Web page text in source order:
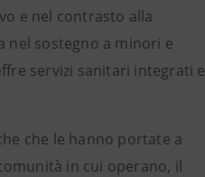
e nel contrasto alla
nel sostegno a minori e
servizi sanitari integrati e
che le hanno portate a
in cui operano, il